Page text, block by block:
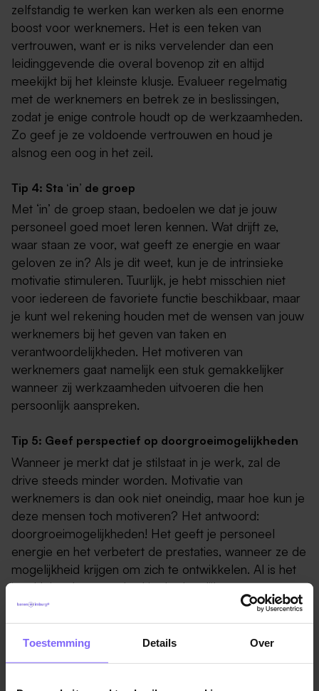
Toestemming Details Over
zelfstandig te werken kan werken als een enorme
boost voor werknemers. Het is een teken van
vertrouwen, want er is niks vervelender dan een
leidinggevende die overal bovenop zit en altijd
meekijkt bij het kleinste klusje. Evalueer regelmatig
met de werknemers en betrek ze in beslissingen,
zodat je enige controle houdt op de werkzaamheden.
Zo geef je ze voldoende vertrouwen en houd je
alsnog een oog in het zeil.
Tip 4: Sta ‘in’ de groep
Met ‘in’ de groep staan, bedoelen we dat je jouw
personeel goed moet leren kennen. Wat drijft ze,
waar staan ze voor, wat geeft ze energie en waar
geloven ze in? Als je dit weet, kun je de intrinsieke
motivatie stimuleren. Tuurlijk, je hebt misschien niet
voor iedereen de favoriete functie beschikbaar, maar
je kunt wel rekening houden met de wensen van jouw
werknemers bij het geven van taken en
verantwoordelijkheden. Het motiveren van
werknemers gaat namelijk een stuk gemakkelijker
wanneer zij werkzaamheden uitvoeren die hen
persoonlijk aanspreken.
Tip 5: Geef perspectief op doorgroeimogelijkheden
Wanneer je merkt dat je stilstaat in je werk, zal de
drive steeds minder worden. Motivatie van
werknemers is dan ook niet oneindig, maar hoe kun je
deze mensen toch motiveren? Het antwoord:
doorgroeimogelijkheden! Het geeft je personeel
energie en het verbetert de prestaties, wanneer ze de
mogelijkheid krijgen om zich te ontwikkelen. Al is het
iets kleins dat veranderd in de dagelijkse
werkzaamheden, het kan genoeg zijn om de
werknemer voldoende motivatie te geven om de klus
te klaren.